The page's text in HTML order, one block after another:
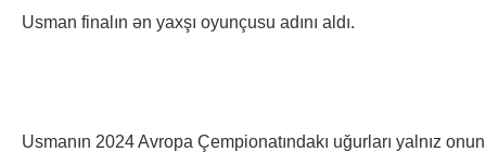
Usman finalın ən yaxşı oyunçusu adını aldı.
Usmanın 2024 Avropa Çempionatındakı uğurları yalnız onun